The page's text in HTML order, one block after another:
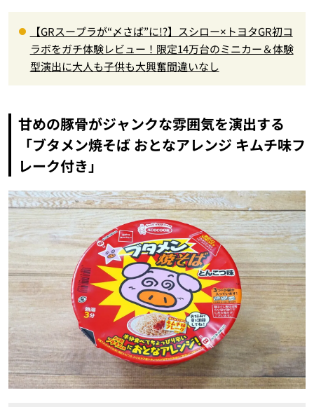
【GRスープラが“〆さば”に!?】スシロー×トヨタGR初コ
ラボをガチ体験レビュー！限定14万台のミニカー＆体験
型演出に大人も子供も大興奮間違いなし
甘めの豚骨がジャンクな雰囲気を演出する
「ブタメン焼そば おとなアレンジ キムチ味フ
レーク付き」